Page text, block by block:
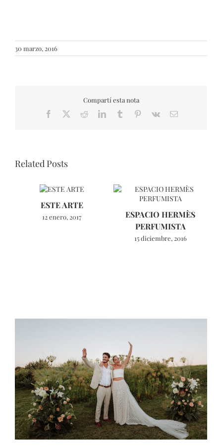
30 marzo, 2016
Compartí esta nota
Facebook RedditLinkedInTumblr Pinterest
Vk Email
Related Posts
ESTE ARTE
12 enero, 2017
ESPACIO HERMÈS
PERFUMISTA
15 diciembre, 2016